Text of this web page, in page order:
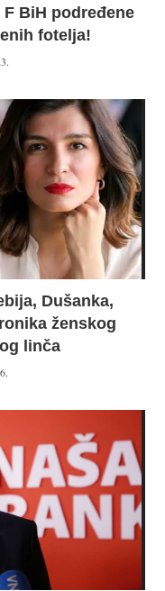
BiH podređene
fotelja!
Dušanka,
ženskog
linča